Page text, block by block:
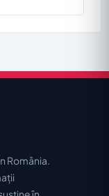
România.